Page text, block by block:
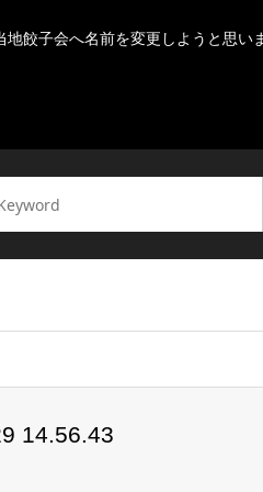
地餃子会へ名前を変更しようと思
14.56.43